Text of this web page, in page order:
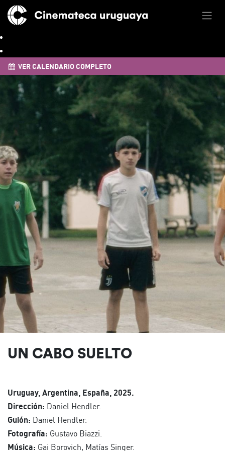
VER CALENDARIO COMPLETO
UN CABO SUELTO
Uruguay, Argentina, España, 2025.
Dirección: Daniel Hendler.
Guión: Daniel Hendler.
Fotografía: Gustavo Biazzi.
Música: Gai Borovich, Matías Singer.